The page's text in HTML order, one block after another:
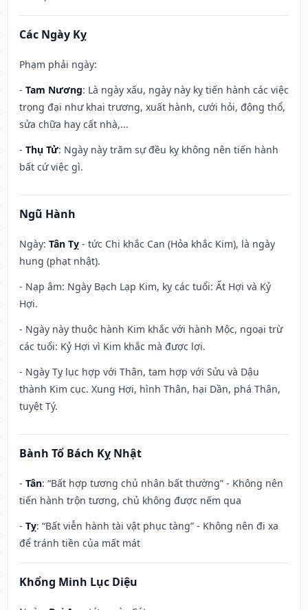
Các Ngày Kỵ
Phạm phải ngày:
- Tam Nương: Là ngày xấu, ngày này kỵ tiến hành các việc
trọng đại như khai trương, xuất hành, cưới hỏi, động thổ,
sửa chữa hay cất nhà,...
- Thụ Tử: Ngày này trăm sự đều kỵ không nên tiến hành
bất cứ việc gì.
Ngũ Hành
Ngày: Tân Tỵ - tức Chi khắc Can (Hỏa khắc Kim), là ngày
hung (phạt nhật).
- Nạp âm: Ngày Bạch Lạp Kim, kỵ các tuổi: Ất Hợi và Kỷ
Hợi.
- Ngày này thuộc hành Kim khắc với hành Mộc, ngoại trừ
các tuổi: Kỷ Hợi vì Kim khắc mà được lợi.
- Ngày Tỵ lục hợp với Thân, tam hợp với Sửu và Dậu
thành Kim cục. Xung Hợi, hình Thân, hại Dần, phá Thân,
tuyệt Tý.
Bành Tổ Bách Kỵ Nhật
- Tân: “Bất hợp tương chủ nhân bất thường” - Không nên
tiến hành trộn tương, chủ không được nếm qua
- Tỵ: “Bất viễn hành tài vật phục tàng” - Không nên đi xa
để tránh tiền của mất mát
Khổng Minh Lục Diệu